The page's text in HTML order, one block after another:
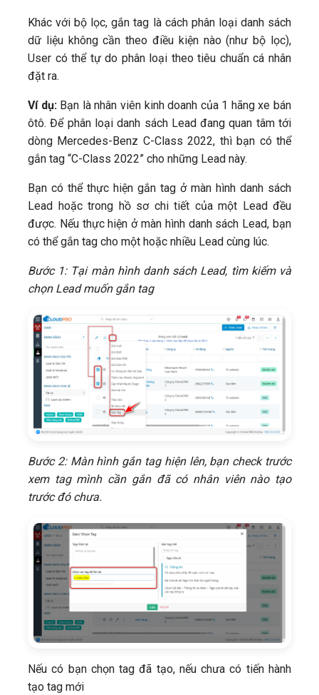
Khác với bộ lọc, gắn tag là cách phân loại danh sách
dữ liệu không cần theo điều kiện nào (như bộ lọc),
User có thể tự do phân loại theo tiêu chuẩn cá nhân
đặt ra.
Ví dụ:Bạn là nhân viên kinh doanh của 1 hãng xe bán
ôtô. Để phân loại danh sách Lead đang quan tâm tới
dòng Mercedes-Benz C-Class 2022, thì bạn có thể
gắn tag “C-Class 2022” cho những Lead này.
Bạn có thể thực hiện gắn tag ở màn hình danh sách
Lead hoặc trong hồ sơ chi tiết của một Lead đều
được. Nếu thực hiện ở màn hình danh sách Lead, bạn
có thể gắn tag cho một hoặc nhiều Lead cùng lúc.
Bước 1: Tại màn hình danh sách Lead, tìm kiếm và
chọn Lead muốn gắn tag
Bước 2: Màn hình gắn tag hiện lên, bạn check trước
xem tag mình cần gắn đã có nhân viên nào tạo
trước đó chưa.
Nếu có bạn chọn tag đã tạo, nếu chưa có tiến hành
tạo tag mới